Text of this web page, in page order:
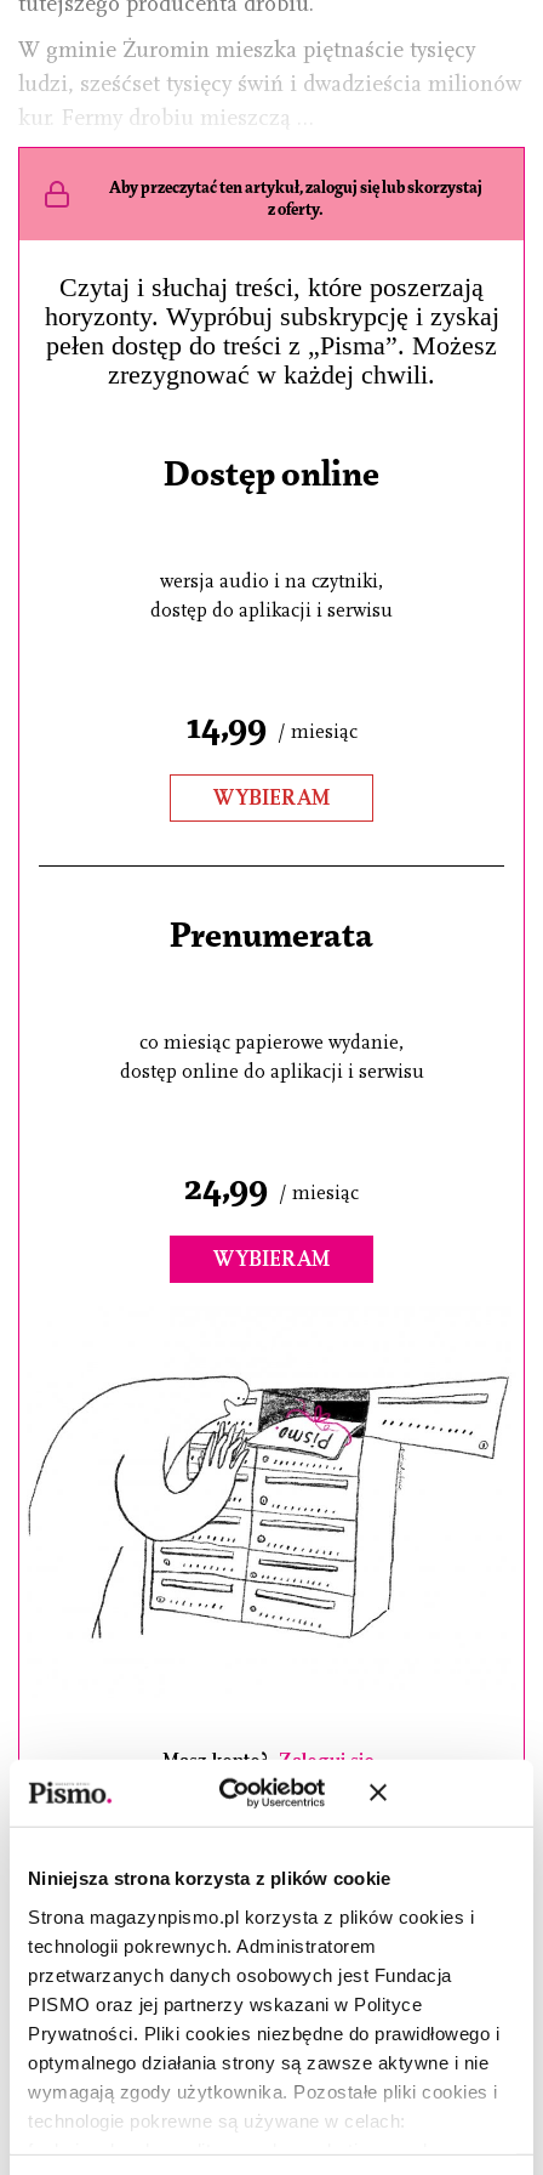
Niniejsza strona korzysta z plików cookie
Strona magazynpismo.pl korzysta z plików cookies i
technologii pokrewnych. Administratorem
przetwarzanych danych osobowych jest Fundacja
PISMO oraz jej partnerzy wskazani w Polityce
Prywatności. Pliki cookies niezbędne do prawidłowego i
optymalnego działania strony są zawsze aktywne i nie
wymagają zgody użytkownika. Pozostałe pliki cookies i
technologie pokrewne są używane w celach:
W gminie Żuromin mieszka piętnaście tysięcy
ludzi, sześćset tysięcy świń i dwadzieścia milionów
kur. Fermy drobiu mieszczą …
Aby przeczytać ten artykuł, zaloguj się lub skorzystaj
z oferty.
Czytaj i słuchaj treści, które poszerzają
horyzonty. Wypróbuj subskrypcję i zyskaj
pełen dostęp do treści z „Pisma”. Możesz
zrezygnować w każdej chwili.
Dostęp online
wersja audio i na czytniki,
dostęp do aplikacji i serwisu
14,99 / miesiąc
WYBIERAM
Prenumerata
co miesiąc papierowe wydanie,
dostęp online do aplikacji i serwisu
24,99 / miesiąc
WYBIERAM
Masz konto? Zaloguj się
Marcin Napiórkowski–(ur. 1985), semiotyk kultury,
Warszawskiego. Prowadzi autorski blog Mitologia
współczesna. Autor książekMitologia współczesna(2013),
Władza wyobraźni(2014), Powstanie umarłych
kapitalizmu(2019) iTurbopatriotyzm(2019).
Katarzyna Szyngiera–(ur. 1986), reżyserka,
absolwentka Wydziału Reżyserii Dramatu Państwowej Wyższej
Szkoły Teatralnej w Krakowie i kursu STUDIO PRÓB w Szkole
Wajdy. Zajmuje się teatrem dokumentalnym i politycznym.